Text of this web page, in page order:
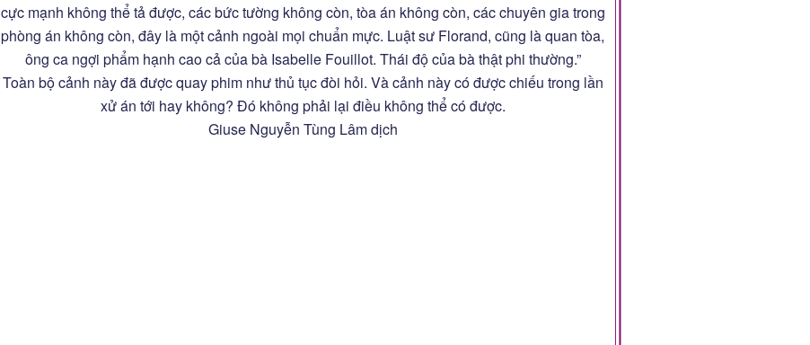
cực mạnh không thể tả được, các bức tường không còn, tòa án không còn, các chuyên gia trong
phòng án không còn, đây là một cảnh ngoài mọi chuẩn mực. Luật sư Florand, cũng là quan tòa,
ông ca ngợi phẩm hạnh cao cả của bà Isabelle Fouillot. Thái độ của bà thật phi thường.”
Toàn bộ cảnh này đã được quay phim như thủ tục đòi hỏi. Và cảnh này có được chiếu trong lần
xử án tới hay không? Đó không phải lại điều không thể có được.
Giuse Nguyễn Tùng Lâm dịch